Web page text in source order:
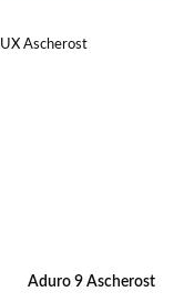
Aduro 9 Ascherost